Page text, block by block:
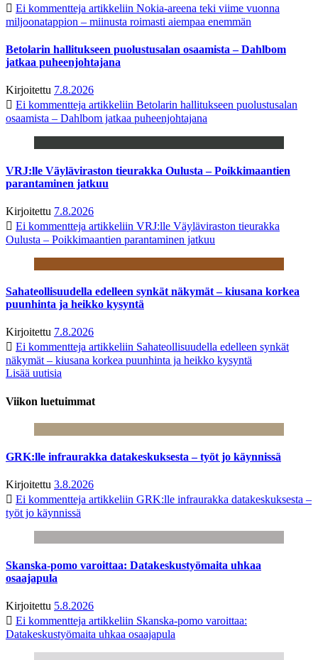
Ei kommentteja artikkeliin Nokia-areena teki viime vuonna
miljoonatappion – miinusta roimasti aiempaa enemmän
Betolarin hallitukseen puolustusalan osaamista – Dahlbom
jatkaa puheenjohtajana
Kirjoitettu 7.8.2026
Ei kommentteja artikkeliin Betolarin hallitukseen puolustusalan
osaamista – Dahlbom jatkaa puheenjohtajana
VRJ:lle Väyläviraston tieurakka Oulusta – Poikkimaantien
parantaminen jatkuu
Kirjoitettu 7.8.2026
Ei kommentteja artikkeliin VRJ:lle Väyläviraston tieurakka
Oulusta – Poikkimaantien parantaminen jatkuu
Sahateollisuudella edelleen synkät näkymät – kiusana korkea
puunhinta ja heikko kysyntä
Kirjoitettu 7.8.2026
Ei kommentteja artikkeliin Sahateollisuudella edelleen synkät
näkymät – kiusana korkea puunhinta ja heikko kysyntä
Lisää uutisia
Viikon luetuimmat
GRK:lle infraurakka datakeskuksesta – työt jo käynnissä
Kirjoitettu 3.8.2026
Ei kommentteja artikkeliin GRK:lle infraurakka datakeskuksesta –
työt jo käynnissä
Skanska-pomo varoittaa: Datakeskustyömaita uhkaa
osaajapula
Kirjoitettu 5.8.2026
Ei kommentteja artikkeliin Skanska-pomo varoittaa:
Datakeskustyömaita uhkaa osaajapula